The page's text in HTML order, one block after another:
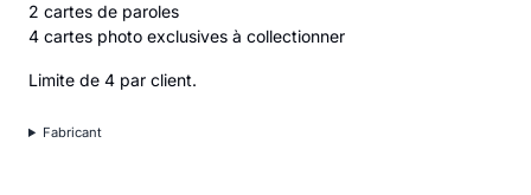
2 cartes de paroles
4 cartes photo exclusives à collectionner
Limite de 4 par client.
Fabricant